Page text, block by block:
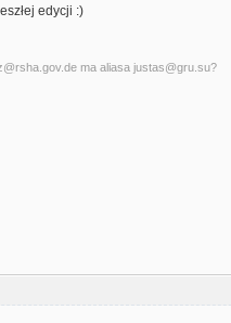
edycji :)
ma aliasa justas@gru.su?